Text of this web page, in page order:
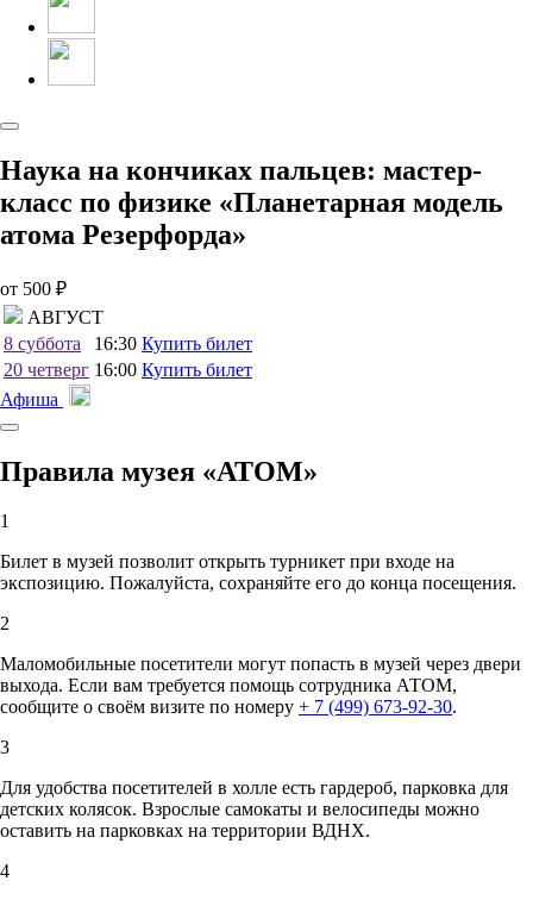
Наука на кончиках пальцев: мастер-
класс по физике «Планетарная модель
атома Резерфорда»
от 500 ₽
АВГУСТ
8 суббота 16:30 Купить билет
20 четверг 16:00 Купить билет
Афиша
Правила музея «АТОМ»
1
Билет в музей позволит открыть турникет при входе на
экспозицию. Пожалуйста, сохраняйте его до конца посещения.
2
Маломобильные посетители могут попасть в музей через двери
выхода. Если вам требуется помощь сотрудника АТОМ,
сообщите о своём визите по номеру + 7 (499) 673-92-30.
3
Для удобства посетителей в холле есть гардероб, парковка для
детских колясок. Взрослые самокаты и велосипеды можно
оставить на парковках на территории ВДНХ.
4